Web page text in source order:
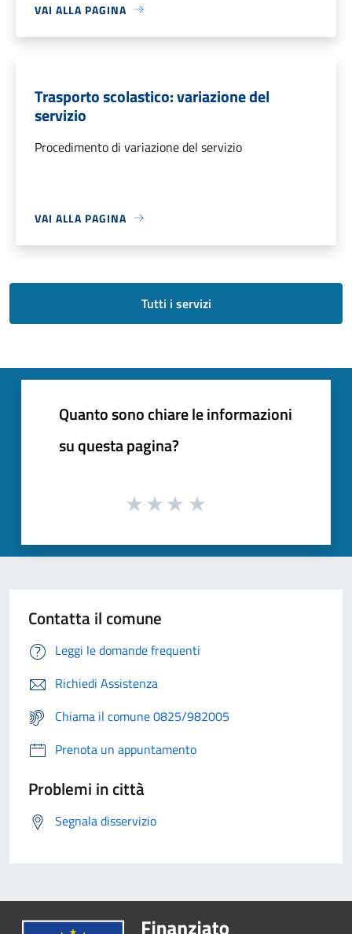
VAI ALLA PAGINA
Trasporto scolastico: variazione del
servizio
Procedimento di variazione del servizio
VAI ALLA PAGINA
Tutti i servizi
Quanto sono chiare le informazioni
su questa pagina?
Contatta il comune
Leggi le domande frequenti
Richiedi Assistenza
Chiama il comune 0825/982005
Prenota un appuntamento
Problemi in città
Segnala disservizio